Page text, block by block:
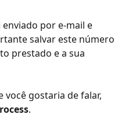
por e-mail e
salvar este número
prestado e a sua
você gostaria de falar,
.